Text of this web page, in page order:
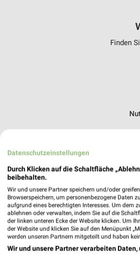
Finden
Datenschutzeinstellungen
Durch Klicken auf die Schaltfläche
beibehalten.
Wir und unsere Partner speichern und/oder
Browserspeichern, um personenbezogene Daten
aufgrund eines berechtigten Interesses. Um dem
ablehnen oder verwalten, indem Sie auf die
der linken unteren Ecke der Website klicken. Um
der Website und klicken Sie auf den Menüpunkt
werden unseren Partnern mitgeteilt und haben
Wir und unsere Partner verarbeiten